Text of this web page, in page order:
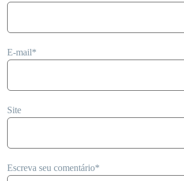
E-mail*
Site
Escreva seu comentário*